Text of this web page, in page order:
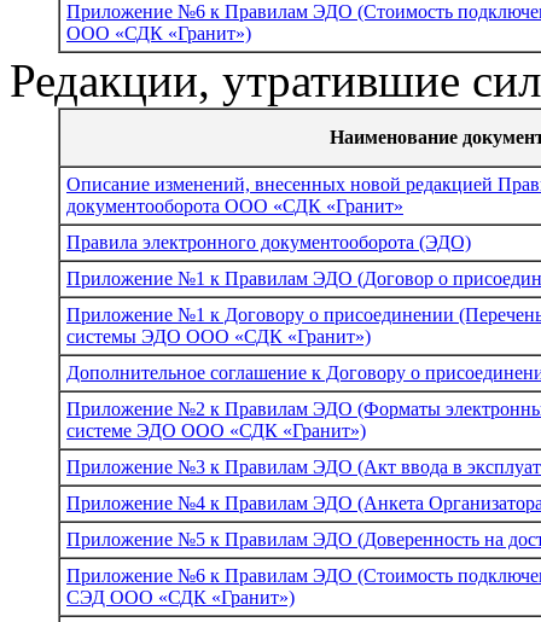
Приложение №6 к Правилам ЭДО (Стоимость
ООО «СДК «Гранит»)
Редакции, утратившие
Наименование
Описание изменений, внесенных новой редакцией
документооборота ООО «СДК «Гранит»
Правила электронного документооборота (ЭДО)
Приложение №1 к Правилам ЭДО (Договор о
Приложение №1 к Договору о присоединении
системы ЭДО ООО «СДК «Гранит»)
Дополнительное соглашение к Договору о
Приложение №2 к Правилам ЭДО (Форматы
системе ЭДО ООО «СДК «Гранит»)
Приложение №3 к Правилам ЭДО (Акт ввода в
Приложение №4 к Правилам ЭДО (Анкета
Приложение №5 к Правилам ЭДО (Доверенность на
Приложение №6 к Правилам ЭДО (Стоимость
СЭД ООО «СДК «Гранит»)